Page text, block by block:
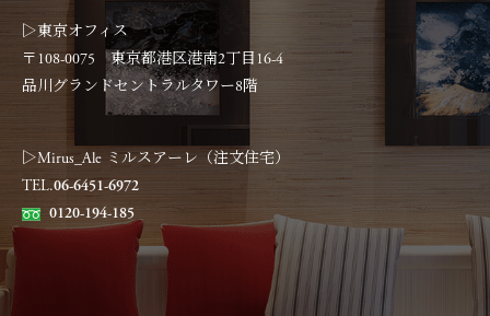
▷東京オフィス
〒108-0075 東京都港区港南2丁目16-4
品川グランドセントラルタワー8階
▷Mirus_Ale ミルスアーレ（注文住宅）
TEL.06-6451-6972
0120-194-185